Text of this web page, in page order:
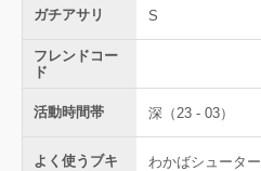
ガチアサリ S
フレンドコー
ド
活動時間帯 深（23 - 03）
よく使うブキ わかばシューター